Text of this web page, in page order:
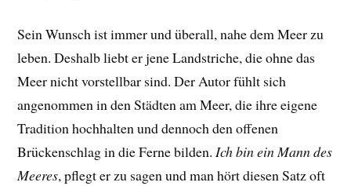
Sein Wunsch ist immer und überall, nahe dem Meer zu
leben. Deshalb liebt er jene Landstriche, die ohne das
Meer nicht vorstellbar sind. Der Autor fühlt sich
angenommen in den Städten am Meer, die ihre eigene
Tradition hochhalten und dennoch den offenen
Brückenschlag in die Ferne bilden.Ich bin ein Mann des
Meeres, pflegt er zu sagen und man hört diesen Satz oft